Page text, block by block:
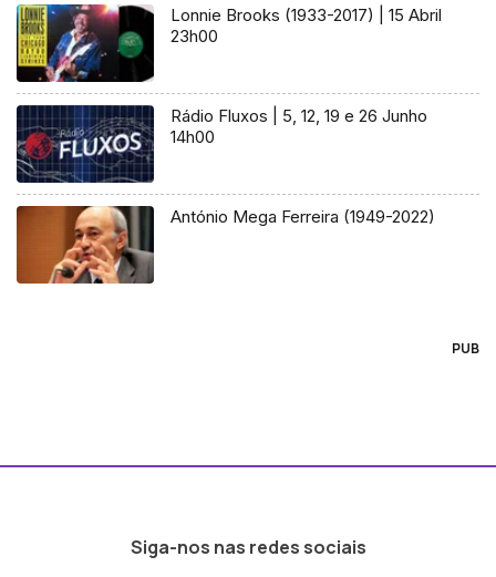
Lonnie Brooks (1933-2017) | 15 Abril
23h00
Rádio Fluxos | 5, 12, 19 e 26 Junho
14h00
António Mega Ferreira (1949-2022)
PUB
Siga-nos nas redes sociais